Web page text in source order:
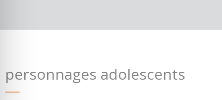
personnages adolescents